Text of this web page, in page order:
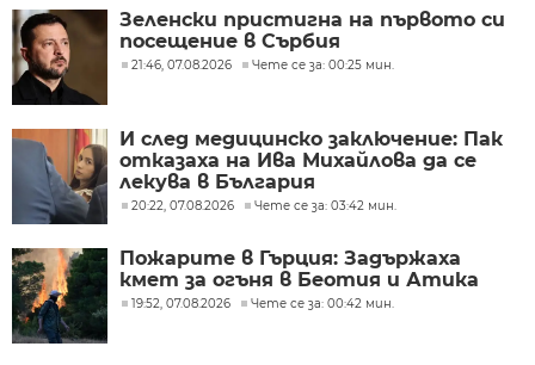
Зеленски пристигна на първото си
посещение в Сърбия
21:46, 07.08.2026 Чете се за: 00:25 мин.
И след медицинско заключение: Пак
отказаха на Ива Михайлова да се
лекува в България
20:22, 07.08.2026 Чете се за: 03:42 мин.
Пожарите в Гърция: Задържаха
кмет за огъня в Беотия и Атика
19:52, 07.08.2026 Чете се за: 00:42 мин.